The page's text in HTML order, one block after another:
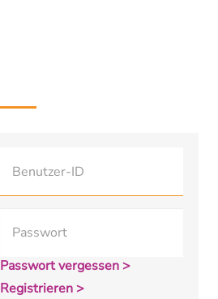
Passwort vergessen >
Registrieren >